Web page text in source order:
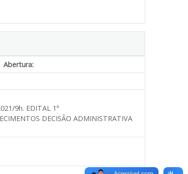
Abertura:
9h. EDITAL 1ª
DECISÃO ADMINISTRATIVA